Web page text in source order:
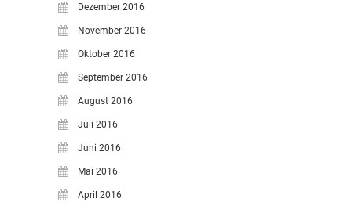
Dezember 2016
November 2016
Oktober 2016
September 2016
August 2016
Juli 2016
Juni 2016
Mai 2016
April 2016